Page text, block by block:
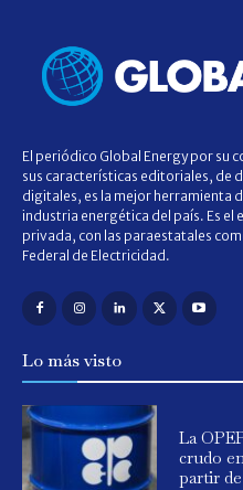
El periódico Global Energy por su
sus características editoriales, de
digitales, es la mejor herramienta
industria energética del país. Es el
privada, con las paraestatales
Federal de Electricidad.
Lo más visto
La
crudo
partir